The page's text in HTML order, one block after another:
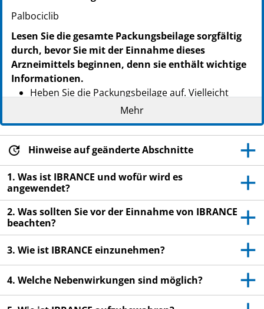
Palbociclib
Lesen Sie die gesamte Packungsbeilage sorgfältig
durch, bevor Sie mit der Einnahme dieses
Arzneimittels beginnen, denn sie enthält wichtige
Informationen.
Heben Sie die Packungsbeilage auf. Vielleicht
möchten Sie diese später nochmals lesen.
Wenn Sie weitere Fragen haben, wenden Sie sich
Fachpersonal.
Dieses Arzneimittel wurde Ihnen persönlich
verschrieben. Geben Sie es nicht an Dritte weiter.
Es kann anderen Menschen schaden, auch wenn
diese die gleichen Beschwerden haben wie Sie.
Wenn Sie Nebenwirkungen bemerken, wenden Sie
sich an Ihren Arzt, Apotheker oder das
medizinische Fachpersonal. Dies gilt auch für
Nebenwirkungen, die nicht in dieser
Packungsbeilage angegeben sind. Siehe Abschnitt
Mehr
Hinweise auf geänderte Abschnitte
1. Was ist IBRANCE und wofür wird es
angewendet?
2. Was sollten Sie vor der Einnahme von IBRANCE
beachten?
3. Wie ist IBRANCE einzunehmen?
4. Welche Nebenwirkungen sind möglich?